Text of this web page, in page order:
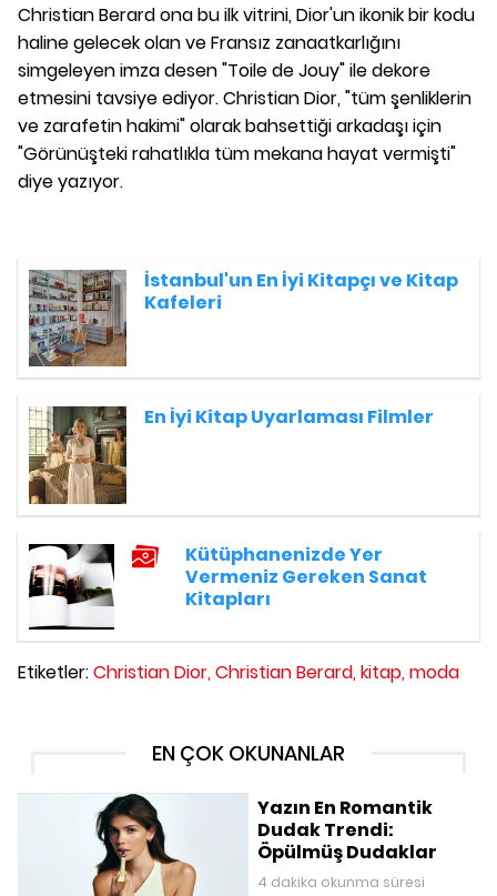
Christian Berard ona bu ilk vitrini, Dior'un ikonik bir kodu
haline gelecek olan ve Fransız zanaatkarlığını
simgeleyen imza desen "Toile de Jouy" ile dekore
etmesini tavsiye ediyor. Christian Dior, "tüm şenliklerin
ve zarafetin hakimi" olarak bahsettiği arkadaşı için
"Görünüşteki rahatlıkla tüm mekana hayat vermişti"
diye yazıyor.
İstanbul'un En İyi Kitapçı ve Kitap
Kafeleri
En İyi Kitap Uyarlaması Filmler
Kütüphanenizde Yer
Vermeniz Gereken Sanat
Kitapları
Etiketler:Christian Dior,Christian Berard,kitap,moda
EN ÇOK OKUNANLAR
Yazın En Romantik
Dudak Trendi:
Öpülmüş Dudaklar
4 dakika okunma süresi